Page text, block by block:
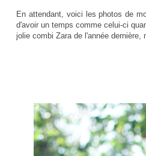
En attendant, voici les photos de
d'avoir un temps comme celui-ci
jolie combi Zara de l'année